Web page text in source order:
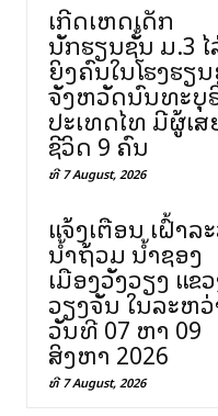
ເກີດເຫດເດັກ
ນັກຮຽນຊັ້ນ ມ.3 ໄ
ຍິງຄົນໃນໂຮງຮຽ
ຈັງຫວັດນົນທະບຸ
ປະເທດໄທ ມີຜູ້ເສ
ຊີວິດ 9 ຄົນ
ທີ 7 August, 2026
ແຈ້ງເຕືອນ ເຝົ້າລ
ນ້ຳຖ້ວມ ນ້ຳຊອງ
ເມືອງວັງວຽງ ແຂ
ວຽງຈັນ ໃນລະຫວ່
ວັນທີ 07 ຫາ 09
ສິງຫາ 2026
ທີ 7 August, 2026